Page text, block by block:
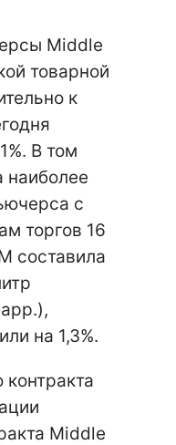
Middle
товарной
к
В том
наиболее
с
торгов 16
составила
на 1,3%.
Middle